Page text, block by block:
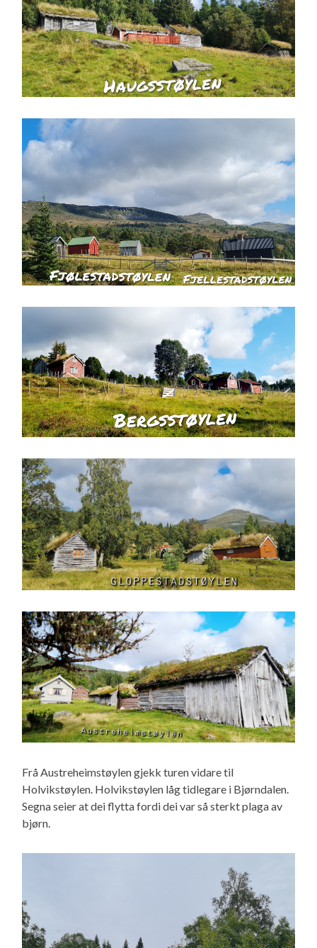
Frå Austreheimstøylen gjekk turen vidare til
Holvikstøylen. Holvikstøylen låg tidlegare i Bjørndalen.
Segna seier at dei flytta fordi dei var så sterkt plaga av
bjørn.